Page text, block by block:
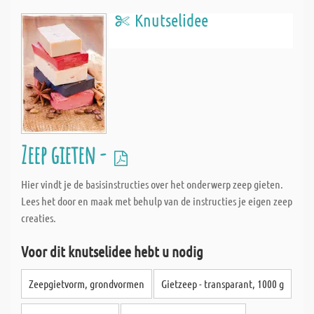
Knutselidee
Zeep gieten -
Hier vindt je de basisinstructies over het onderwerp zeep gieten.
Lees het door en maak met behulp van de instructies je eigen zeep
creaties.
Voor dit knutselidee hebt u nodig
Zeepgietvorm, grondvormen Gietzeep - transparant, 1000 g